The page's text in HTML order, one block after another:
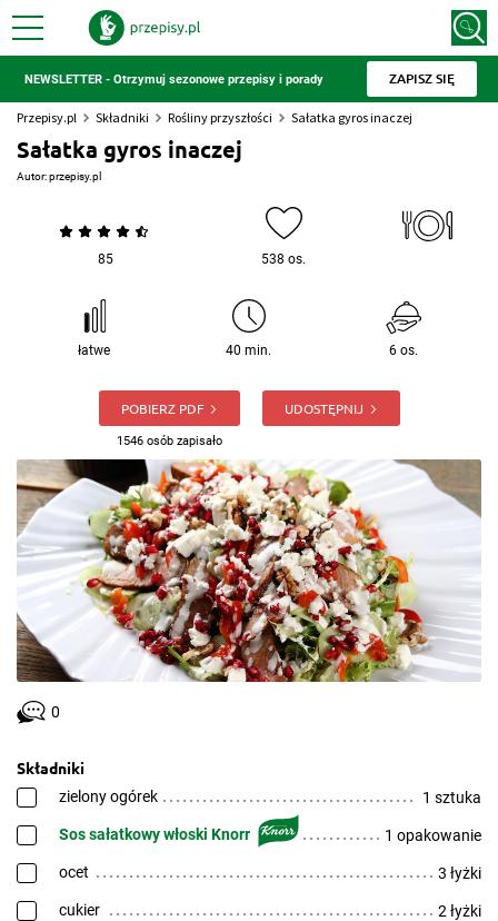
NEWSLETTER - Otrzymuj sezonowe przepisy i porady ZAPISZ SIĘ
Przepisy.pl Składniki Rośliny przyszłości Sałatka gyros inaczej
Sałatka gyros inaczej
Autor:przepisy.pl
85 538 os.
łatwe 40 min. 6 os.
POBIERZ PDF
1546 osób zapisało
UDOSTĘPNIJ
0
Składniki
zielony ogórek 1 sztuka
Sos sałatkowy włoski Knorr 1 opakowanie
ocet 3 łyżki
cukier 2 łyżki